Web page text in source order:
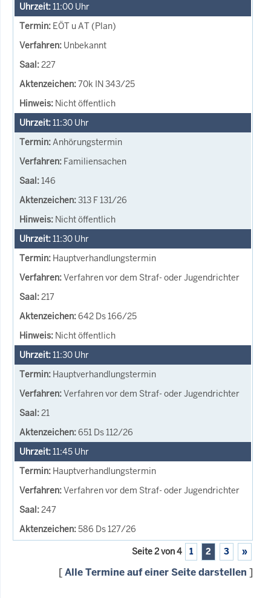
11:00 Uhr
EÖT u AT (Plan)
Unbekannt
227
70k IN 343/25
Nicht öffentlich
11:30 Uhr
Anhörungstermin
Familiensachen
146
313 F 131/26
Nicht öffentlich
11:30 Uhr
Hauptverhandlungstermin
Verfahren vor dem Straf- oder Jugendrichter
217
642 Ds 166/25
Nicht öffentlich
11:30 Uhr
Hauptverhandlungstermin
Verfahren vor dem Straf- oder Jugendrichter
21
651 Ds 112/26
11:45 Uhr
Hauptverhandlungstermin
Verfahren vor dem Straf- oder Jugendrichter
247
586 Ds 127/26
Seite 2 von 4 1 2 3 »
[Alle Termine auf einer Seite darstellen ]